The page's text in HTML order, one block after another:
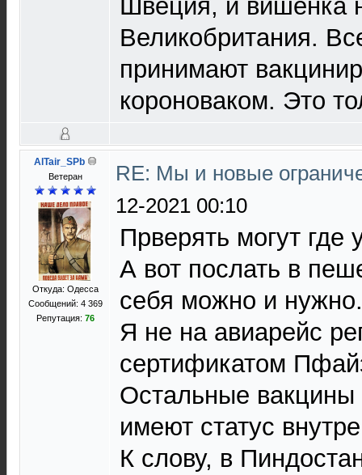
Швеция, и вишенка
Великобритания.
принимают
короноваком. Это
AlTair_SPb
Ветеран
Откуда: Одесса
Сообщений: 4 369
Репутация: 76
RE: Мы и новые
12-2021 00:10
Прверять могут где
А вот послать в
себя можно и нужно.
Я не на авиарейс
сертификатом
Остальные вакцины
имеют статус
К слову, в